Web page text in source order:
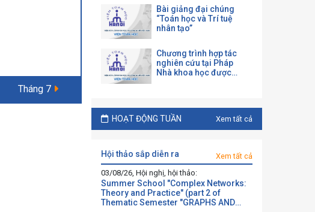
Tháng 7
Bài giảng đại chúng
“Toán học và Trí tuệ
nhân tạo”
Chương trình hợp tác
nghiên cứu tại Pháp
Nhà khoa học được
CNRS
HOẠT ĐỘNG TUẦN Xem tất cả
hội thảo sắp diễn ra
Xem tất cả
03/08/26, Hội nghị, hội thảo:
Summer School "Complex Networks:
Theory and Practice" (part 2 of
Thematic Semester "GRAPHS AND